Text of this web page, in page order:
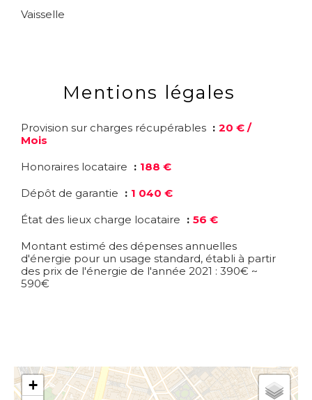
Vaisselle
Mentions légales
Provision sur charges récupérables
20 € /
Mois
Honoraires locataire
188 €
Dépôt de garantie
1 040 €
État des lieux charge locataire
56 €
Montant estimé des dépenses annuelles
d'énergie pour un usage standard, établi à partir
des prix de l'énergie de l'année 2021 : 390€ ~
590€
+